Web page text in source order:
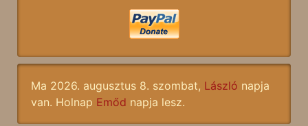
Ma 2026. augusztus 8. szombat, László napja
van. Holnap Emőd napja lesz.